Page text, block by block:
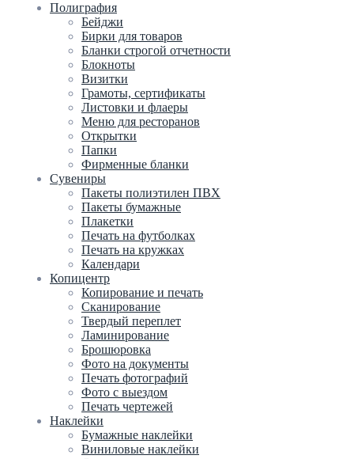
Полиграфия
Бейджи
Бирки для товаров
Бланки строгой отчетности
Блокноты
Визитки
Грамоты, сертификаты
Листовки и флаеры
Меню для ресторанов
Открытки
Папки
Фирменные бланки
Сувениры
Пакеты полиэтилен ПВХ
Пакеты бумажные
Плакетки
Печать на футболках
Печать на кружках
Календари
Копицентр
Копирование и печать
Сканирование
Твердый переплет
Ламинирование
Брошюровка
Фото на документы
Печать фотографий
Фото с выездом
Печать чертежей
Наклейки
Бумажные наклейки
Виниловые наклейки